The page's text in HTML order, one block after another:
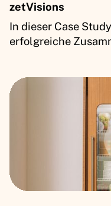
zetVisions
In dieser Case
erfolgreiche